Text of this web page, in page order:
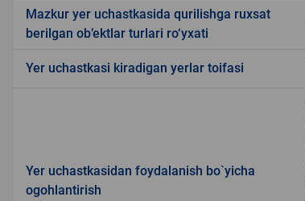
Mazkur yer uchastkasida qurilishga ruxsat
berilgan ob’ektlar turlari ro‘yxati
Yer uchastkasi kiradigan yerlar toifasi
Yer uchastkasidan foydalanish bo`yicha
ogohlantirish